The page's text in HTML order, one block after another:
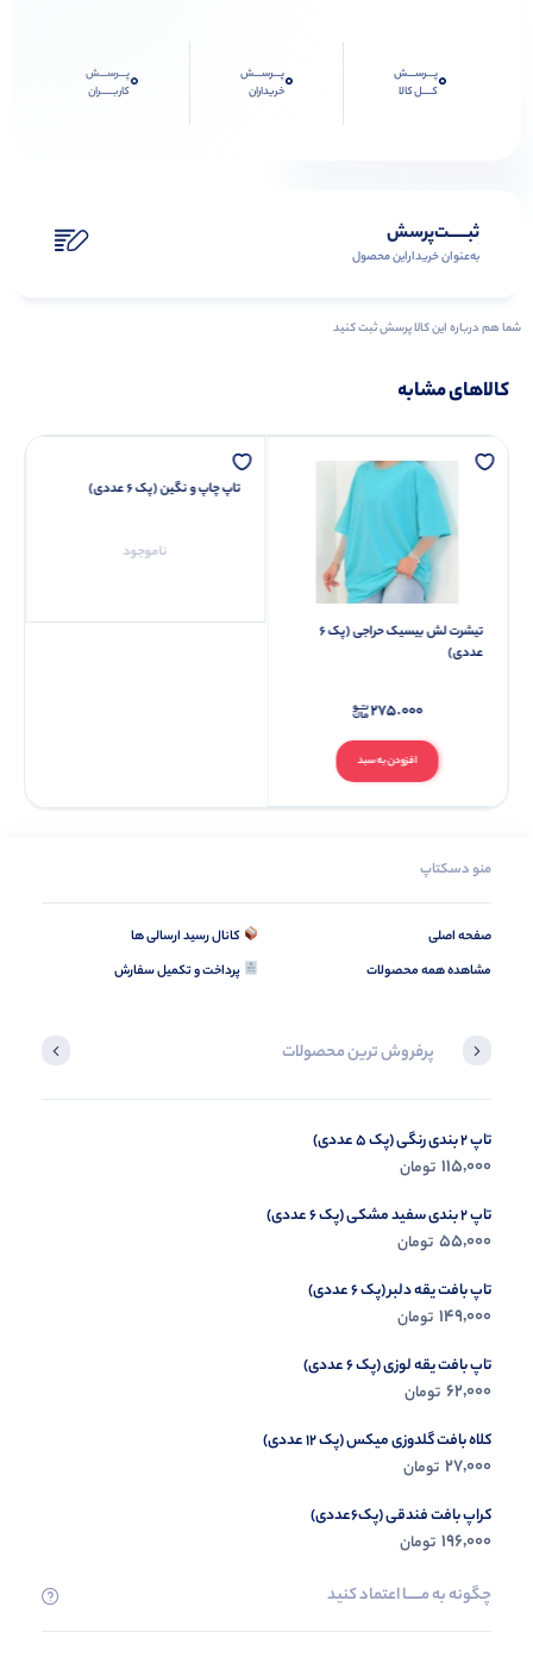
0پـــرســـش
کــــل کالا
0پـــرســـش
خریداران
0پـــرســـش
کاربـــــران
ثبـــــت‌پرسش
به‌عنوان ‌خریدار‌این‌ محصول
شما هم درباره این کالا پرسش ثبت کنید
کالاهای مشابه
تیشرت لش بیسیک حراجی (پک 6
عددی)
افزودن به سبد
275.000
تاپ چاپ و نگین (پک 6 عددی)
ناموجود
منو دسکتاپ
صفحه اصلی
مشاهده همه محصولات
کانال رسید ارسالی ها
پرداخت و تکمیل سفارش
پرفروش ترین محصولات
تاپ 2 بندی رنگی (پک 5 عددی)
115,000 تومان
تاپ 2 بندی سفید مشکی (پک 6 عددی)
55,000 تومان
تاپ بافت یقه دلبر (پک 6 عددی)
149,000 تومان
تاپ بافت یقه لوزی (پک 6 عددی)
62,000 تومان
کلاه بافت گلدوزی میکس (پک 12 عددی)
27,000 تومان
کراپ بافت فندقی (پک6عددی)
196,000 تومان
مانتو مدل آناهیتا (پک 3 عددی)
175,000 تومان
چگونه به مــــــا اعتماد کنید